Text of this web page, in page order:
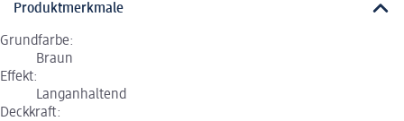
Produktmerkmale
Grundfarbe:
Braun
Effekt:
Langanhaltend
Deckkraft: